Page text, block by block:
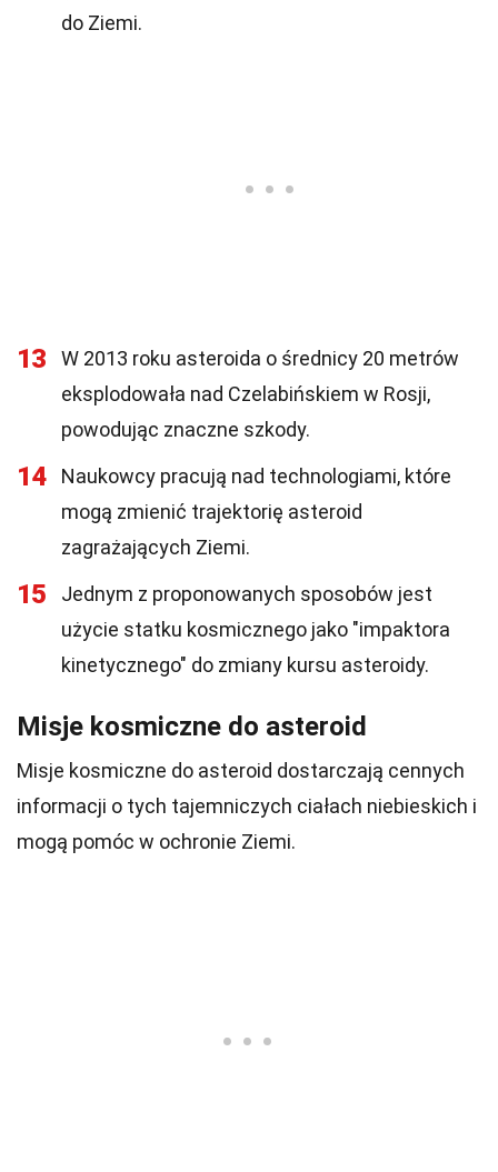
do Ziemi.
13
W 2013 roku asteroida o średnicy 20 metrów
eksplodowała nad Czelabińskiem w Rosji,
powodując znaczne szkody.
14
Naukowcy pracują nad technologiami, które
mogą zmienić trajektorię asteroid
zagrażających Ziemi.
15
Jednym z proponowanych sposobów jest
użycie statku kosmicznego jako "impaktora
kinetycznego" do zmiany kursu asteroidy.
Misje kosmiczne do asteroid
Misje kosmiczne do asteroid dostarczają cennych
informacji o tych tajemniczych ciałach niebieskich i
mogą pomóc w ochronie Ziemi.